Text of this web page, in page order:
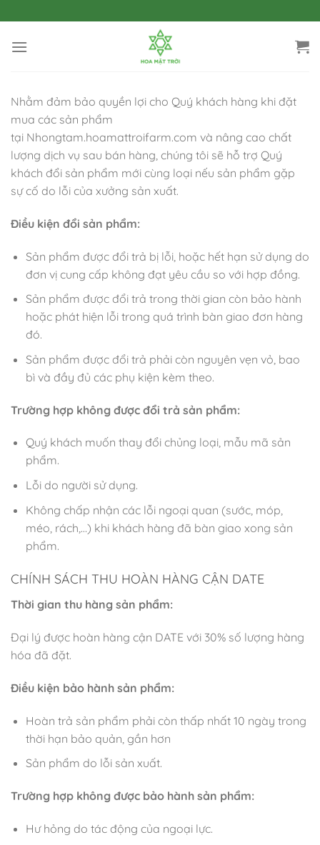
qua
nội
Nhằm đảm bảo quyền lợi cho Quý khách hàng khi đặt
mua các sản phẩm
tại Nhongtam.hoamattroifarm.com và nâng cao chất
lượng dịch vụ sau bán hàng, chúng tôi sẽ hỗ trợ Quý
khách đổi sản phẩm mới cùng loại nếu sản phẩm gặp
sự cố do lỗi của xưởng sản xuất.
Điều kiện đổi sản phẩm:
Sản phẩm được đổi trả bị lỗi, hoặc hết hạn sử dụng do
đơn vị cung cấp không đạt yêu cầu so với hợp đồng.
Sản phẩm được đổi trả trong thời gian còn bảo hành
hoặc phát hiện lỗi trong quá trình bàn giao đơn hàng
đó.
Sản phẩm được đổi trả phải còn nguyên vẹn vỏ, bao
bì và đầy đủ các phụ kiện kèm theo.
Trường hợp không được đổi trả sản phẩm:
Quý khách muốn thay đổi chủng loại, mẫu mã sản
phẩm.
Lỗi do người sử dụng.
Không chấp nhận các lỗi ngoại quan (sước, móp,
méo, rách,…) khi khách hàng đã bàn giao xong sản
phẩm.
CHÍNH SÁCH THU HOÀN HÀNG CẬN DATE
Thời gian thu hàng sản phẩm:
Đại lý được hoàn hàng cận DATE với 30% số lượng hàng
hóa đã đặt.
Điều kiện bảo hành sản phẩm:
Hoàn trả sản phẩm phải còn thấp nhất 10 ngày trong
thời hạn bảo quản, gần hơn
Sản phẩm do lỗi sản xuất.
Trường hợp không được bảo hành sản phẩm:
Hư hỏng do tác động của ngoại lực.